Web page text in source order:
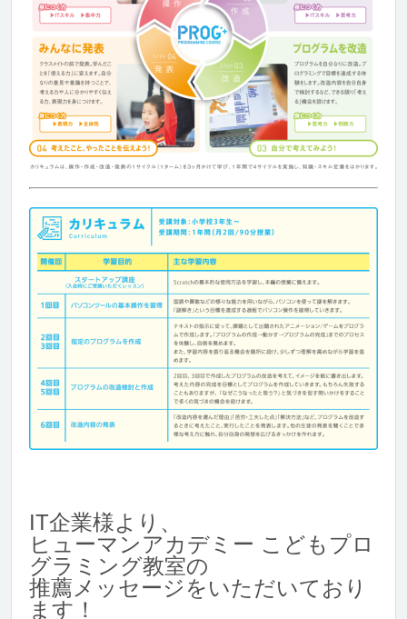
IT企業様より、
ヒューマンアカデミー こどもプロ
グラミング教室の
推薦メッセージをいただいており
ます！